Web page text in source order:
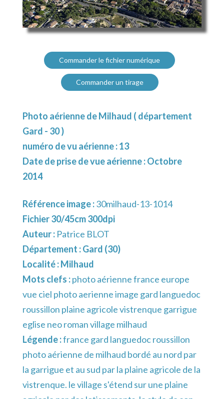
Commander le fichier numérique
Commander un tirage
Photo aérienne de Milhaud ( département
Gard - 30 )
numéro de vu aérienne : 13
Date de prise de vue aérienne : Octobre
2014
Référence image :30milhaud-13-1014
Fichier 30/45cm 300dpi
Auteur : Patrice BLOT
Département :Gard (30)
Localité :Milhaud
Mots clefs :photo aérienne france europe
vue ciel photo aerienne image gard languedoc
roussillon plaine agricole vistrenque garrigue
eglise neo roman village milhaud
Légende :france gard languedoc roussillon
photo aérienne de milhaud bordé au nord par
la garrigue et au sud par la plaine agricole de la
vistrenque. le village s'étend sur une plaine